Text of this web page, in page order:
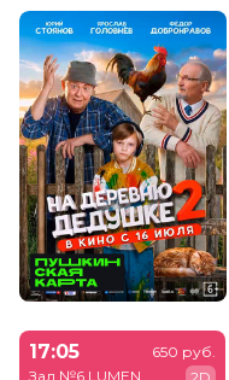
17:05
Зал №6 LUMEN
650 руб.
2D